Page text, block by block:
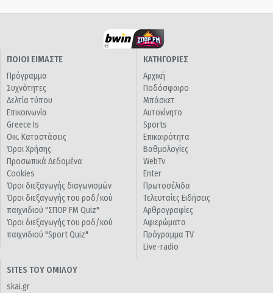
ΠΟΙΟΙ ΕΙΜΑΣΤΕ
Πρόγραμμα
Συχνότητες
Δελτία τύπου
Επικοινωνία
Greece Is
Οικ. Καταστάσεις
Όροι Χρήσης
Προσωπικά Δεδομένα
Cookies
Όροι διεξαγωγής διαγωνισμών
Όροι διεξαγωγής του ραδ/κού
παιχνιδιού "ΣΠΟΡ FM Quiz"
Όροι διεξαγωγής του ραδ/κού
παιχνιδιού "Sport Quiz"
ΚΑΤΗΓΟΡΙΕΣ
Αρχική
Ποδόσφαιρο
Μπάσκετ
Αυτοκίνητο
Sports
Επικαιρότητα
Βαθμολογίες
WebTv
Enter
Πρωτοσέλιδα
Τελευταίες Ειδήσεις
Αρθρογραφίες
Αφιερώματα
Πρόγραμμα TV
Live-radio
SITES ΤΟΥ ΟΜΙΛΟΥ
skai.gr